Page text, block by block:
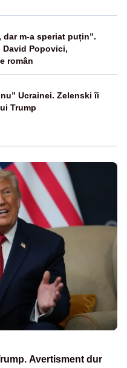
dar m-a speriat puțin”.
Popovici,
român
Ucrainei. Zelenski îi
Trump
Avertisment dur